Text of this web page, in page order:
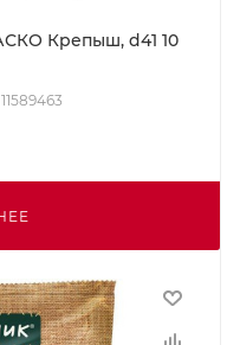
Крепыш, d41 10